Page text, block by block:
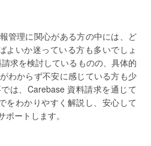
管理に関心がある方の中には、ど
よいか迷っている方も多いでしょ
求を検討しているものの、具体的
わからず不安に感じている方も少
は、Carebase 資料請求を通じて
をわかりやすく解説し、安心して
ートします。